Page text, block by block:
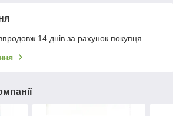
14 днів за рахунок покупця